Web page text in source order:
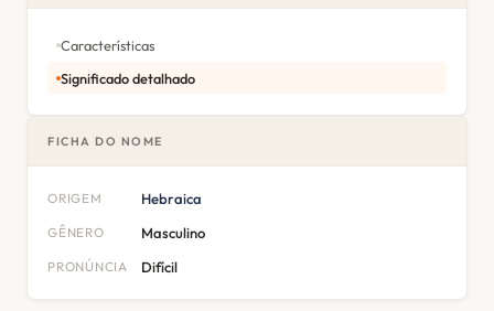
Características
Significado detalhado
FICHA DO NOME
ORIGEM Hebraica
GÊNERO Masculino
PRONÚNCIA Difícil